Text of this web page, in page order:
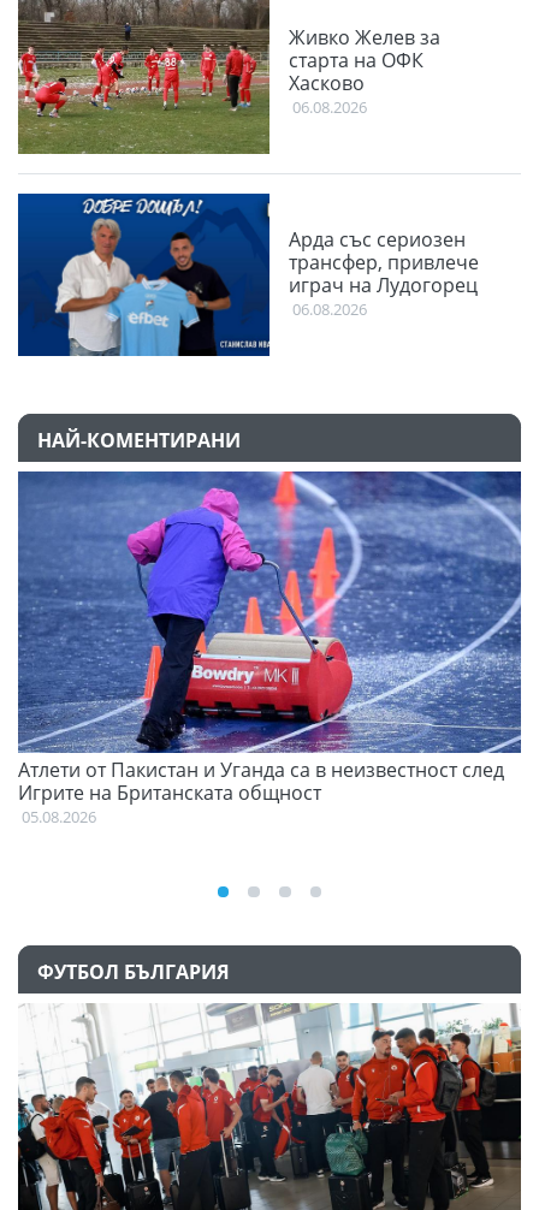
Живко Желев за
старта на ОФК
Хасково
06.08.2026
Арда със сериозен
трансфер, привлече
играч на Лудогорец
06.08.2026
НАЙ-КОМЕНТИРАНИ
Атлети от Пакистан и Уганда са в неизвестност след
Игрите на Британската общност
05.08.2026
ФУТБОЛ БЪЛГАРИЯ